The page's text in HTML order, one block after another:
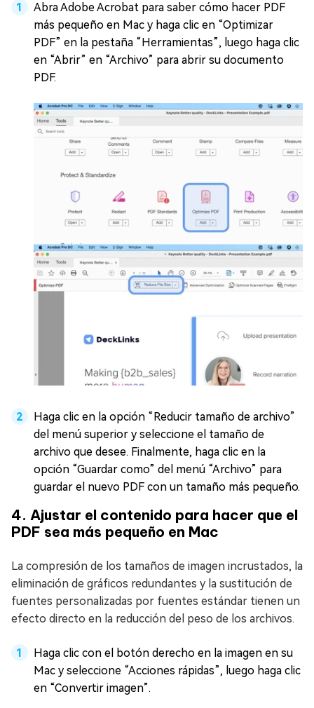
Abra Adobe Acrobat para saber cómo hacer PDF
más pequeño en Mac y haga clic en “Optimizar
PDF” en la pestaña “Herramientas”, luego haga clic
en “Abrir” en “Archivo” para abrir su documento
PDF.
Haga clic en la opción “Reducir tamaño de archivo”
del menú superior y seleccione el tamaño de
archivo que desee. Finalmente, haga clic en la
opción “Guardar como” del menú “Archivo” para
guardar el nuevo PDF con un tamaño más pequeño.
4. Ajustar el contenido para hacer que el
PDF sea más pequeño en Mac
La compresión de los tamaños de imagen incrustados, la
eliminación de gráficos redundantes y la sustitución de
fuentes personalizadas por fuentes estándar tienen un
efecto directo en la reducción del peso de los archivos.
Haga clic con el botón derecho en la imagen en su
Mac y seleccione “Acciones rápidas”, luego haga clic
en “Convertir imagen”.